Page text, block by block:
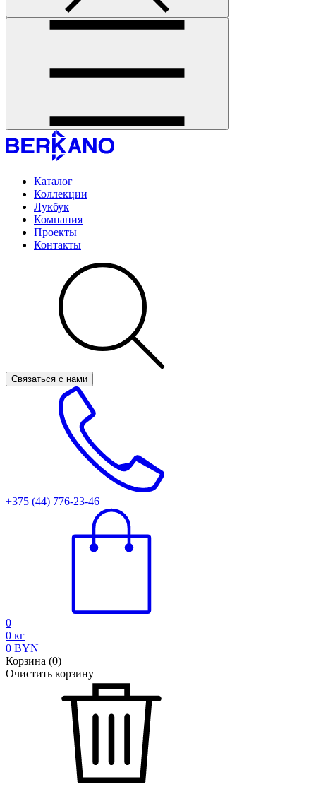
Каталог
Коллекции
Лукбук
Компания
Проекты
Контакты
Связаться с нами
+375 (44) 776-23-46
0
0 кг
0 BYN
Корзина (0)
Очистить корзину